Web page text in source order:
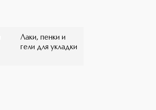
Лаки, пенки и
гели для укладки